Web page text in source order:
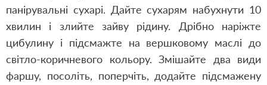
панірувальні сухарі. Дайте сухарям набухнути 10
хвилин і злийте зайву рідину. Дрібно наріжте
цибулину і підсмажте на вершковому маслі до
світло-коричневого кольору. Змішайте два види
фаршу, посоліть, поперчіть, додайте підсмажену